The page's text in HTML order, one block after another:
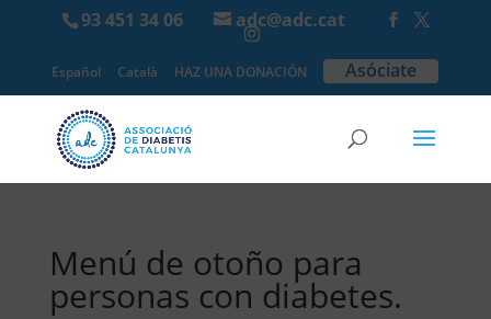
93 451 34 06 adc@adc.cat
Español Català HAZ UNA DONACIÓN Asóciate
Menú de otoño para
personas con diabetes.